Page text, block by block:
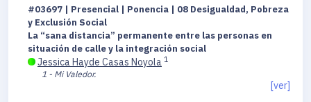
#03697 | Presencial | Ponencia | 08 Desigualdad, Pobreza
y Exclusión Social
La “sana distancia” permanente entre las personas en
situación de calle y la integración social
Jessica Hayde Casas Noyola 1
1 - Mi Valedor.
[ver]